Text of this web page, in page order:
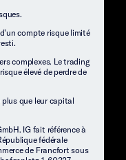
compte risque limité
complexes. Le trading
élevé de perdre de
que leur capital
IG fait référence à
fédérale
de Francfort sous